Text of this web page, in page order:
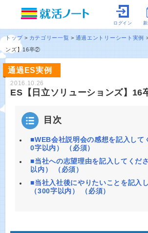
ログイン
トップ カテゴリー一覧 通過エントリーシート実例
ンズ】16卒②
通過ES実例
2016.10.26
ES【日立ソリューションズ】
目次
■WEB会社説明会の感想を記入して
0字以内） （必須）
■当社への志望理由を記入してくだ
以内） （必須）
■当社入社後にやりたいことを記入
（300字以内） （必須）